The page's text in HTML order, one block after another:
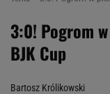
3:0! Pogrom
BJK Cup
Bartosz Królikowski